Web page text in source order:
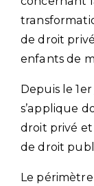
de droit
enfants de
Depuis le
s’applique
droit privé
de droit
Le